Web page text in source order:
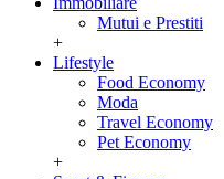
Mutui e Prestiti
+
Lifestyle
Food Economy
Moda
Travel Economy
Pet Economy
+